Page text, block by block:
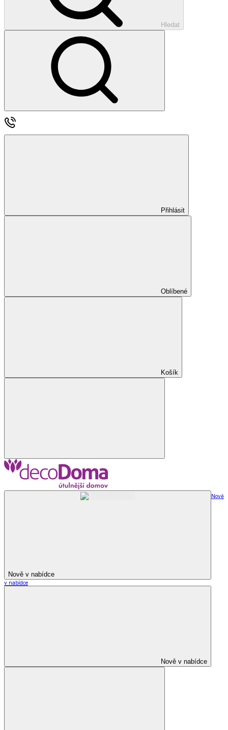
Hledat
Přihlásit
Oblíbené
Košík
Nově v nabídce
Nově
v nabídce
Nově v nabídce